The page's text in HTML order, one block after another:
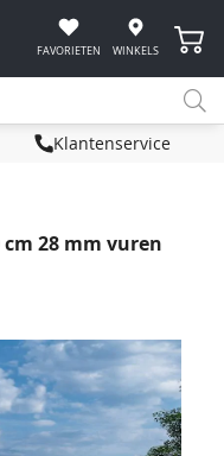
FAVORIETEN WINKELS
Klantenservice
28 mm vuren